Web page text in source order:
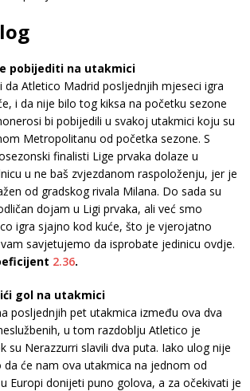
pobijediti na utakmici
da Atletico Madrid posljednjih mjeseci igra
i da nije bilo tog kiksa na početku sezone
bi pobijedili u svakoj utakmici koju su
Metropolitanu od početka sezone. S
finalisti Lige prvaka dolaze u
u ne baš zvjezdanom raspoloženju, jer je
od gradskog rivala Milana. Do sada su
dojam u Ligi prvaka, ali već smo
igra sjajno kod kuće, što je vjerojatno
savjetujemo da isprobate jedinicu ovdje.
2.36.
gol na utakmici
posljednjih pet utakmica između ova dva
u tom razdoblju Atletico je
su Nerazzurri slavili dva puta. Iako ulog nije
da će nam ova utakmica na jednom od
Europi donijeti puno golova, a za očekivati ​​je